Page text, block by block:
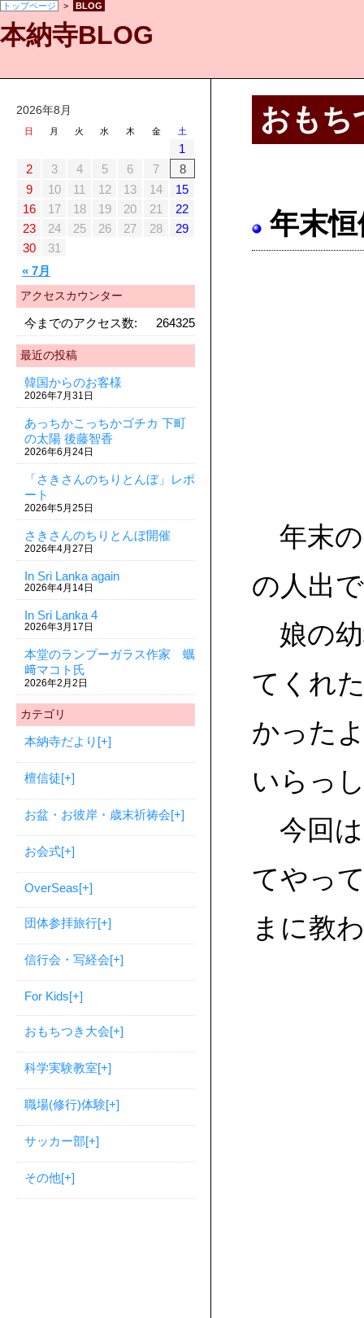
本納寺BLOG
トップページ > BLOG
2026年8月
日 月 火 水 木 金 土
« 7月
1
2
3 4 5 6 7
8
9
10 11 12 13 14
15
16
17 18 19 20 21
22
23
24 25 26 27 28
29
30
31
アクセスカウンター
264325
今までのアクセス数:
最近の投稿
韓国からのお客様
2026年7月31日
あっちかこっちかゴチカ 下町
の太陽 後藤智香
2026年6月24日
「さきさんのちりとんぼ」レポ
ート
2026年5月25日
さきさんのちりとんぼ開催
2026年4月27日
In Sri Lanka again
2026年4月14日
In Sri Lanka 4
2026年3月17日
本堂のランプーガラス作家 蠣
﨑マコト氏
2026年2月2日
カテゴリ
本納寺だより [+]
檀信徒[+]
お盆・お彼岸・歳末祈祷会[+]
お会式[+]
OverSeas[+]
団体参拝旅行[+]
信行会・写経会[+]
For Kids[+]
おもちつき大会[+]
科学実験教室[+]
職場(修行)体験[+]
サッカー部[+]
その他[+]
おもち
年末
年末の
の人出
娘の幼
てくれ
かった
いらっ
今回は
てやっ
まに教